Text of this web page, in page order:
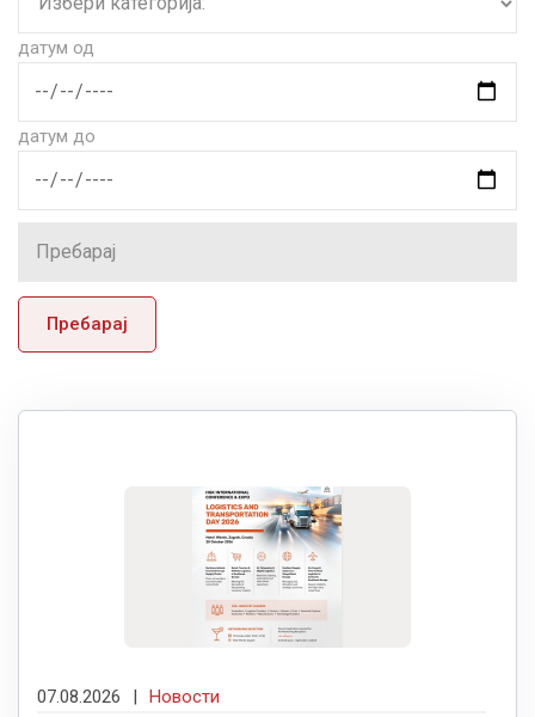
датум од
датум до
Пребарај
07.08.2026 | Новости